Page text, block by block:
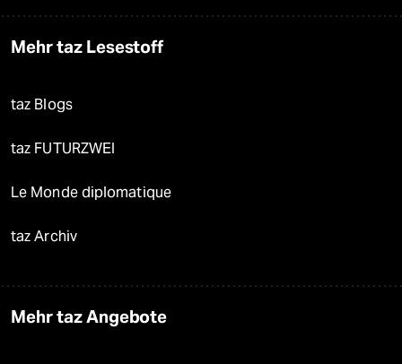
Mehr taz Lesestoff
taz Blogs
taz FUTURZWEI
Le Monde diplomatique
taz Archiv
Mehr taz Angebote